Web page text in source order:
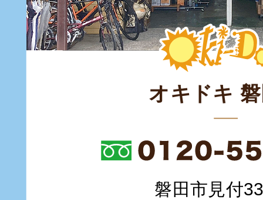
オキドキ
磐田市見付